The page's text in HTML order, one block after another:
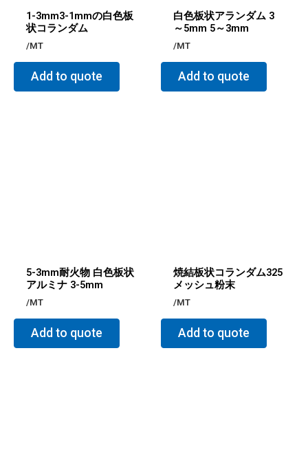
1-3mm3-1mmの白色板
状コランダム
/MT
Add to quote
白色板状アランダム 3
～5mm 5～3mm
/MT
Add to quote
5-3mm耐火物 白色板状
アルミナ 3-5mm
/MT
Add to quote
焼結板状コランダム325
メッシュ粉末
/MT
Add to quote